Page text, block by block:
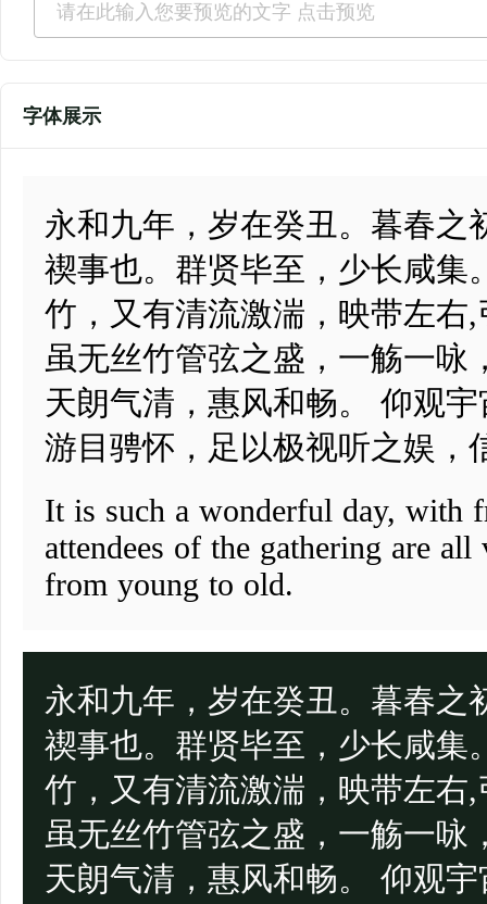
字体展示
永和九年，岁在癸丑。暮春之
禊事也。群贤毕至，少长咸集
竹，又有清流激湍，映带左右
虽无丝竹管弦之盛，一觞一咏
天朗气清，惠风和畅。 仰观
游目骋怀，足以极视听之娱，
It is such a wonderful day, with
attendees of the gathering are
from young to old.
永和九年，岁在癸丑。暮春之
禊事也。群贤毕至，少长咸集
竹，又有清流激湍，映带左右
虽无丝竹管弦之盛，一觞一咏
天朗气清，惠风和畅。 仰观